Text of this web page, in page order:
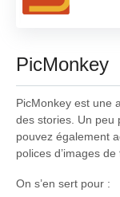
PicMonkey
PicMonkey est une
des stories. Un peu
pouvez également
polices d’images
On s’en sert pour :